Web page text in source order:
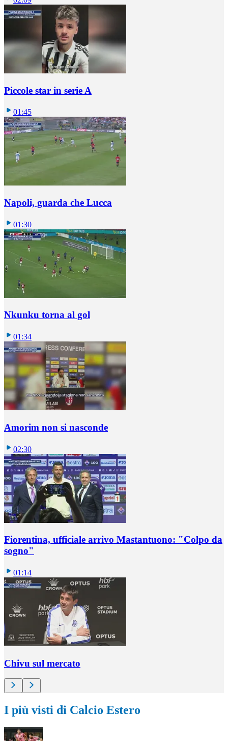
Piccole star in serie A
01:45
Napoli, guarda che Lucca
01:30
Nkunku torna al gol
01:34
Amorim non si nasconde
02:30
Fiorentina, ufficiale arrivo Mastantuono: "Colpo da
sogno"
01:14
Chivu sul mercato
I più visti di Calcio Estero